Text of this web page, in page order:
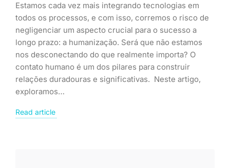
Estamos cada vez mais integrando tecnologias em
todos os processos, e com isso, corremos o risco de
negligenciar um aspecto crucial para o sucesso a
longo prazo: a humanização. Será que não estamos
nos desconectando do que realmente importa? O
contato humano é um dos pilares para construir
relações duradouras e significativas. Neste artigo,
exploramos…
Read article